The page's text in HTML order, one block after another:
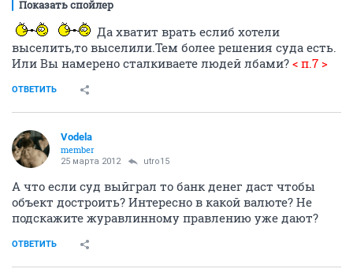
Показать спойлер
Да хватит врать еслиб хотели
выселить,то выселили.Тем более решения суда есть.
Или Вы намерено сталкиваете людей лбами? < п.7 >
ОТВЕТИТЬ
Vodela
member
25 марта 2012 utro15
А что если суд выйграл то банк денег даст чтобы
объект достроить? Интересно в какой валюте? Не
подскажите журавлинному правлению уже дают?
ОТВЕТИТЬ